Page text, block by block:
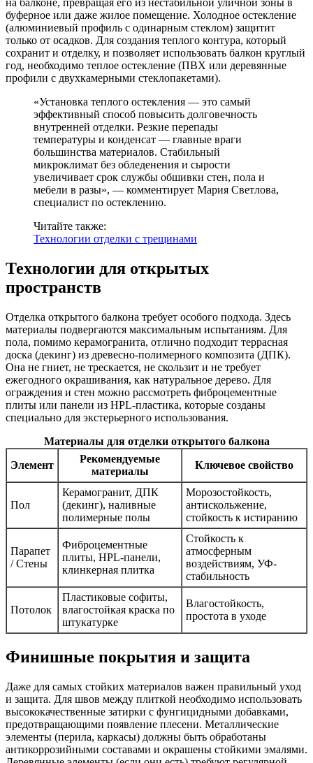
на балконе, превращая его из нестабильной уличной зоны в
буферное или даже жилое помещение. Холодное остекление
(алюминиевый профиль с одинарным стеклом) защитит
только от осадков. Для создания теплого контура, который
сохранит и отделку, и позволяет использовать балкон круглый
год, необходимо теплое остекление (ПВХ или деревянные
профили с двухкамерными стеклопакетами).
«Установка теплого остекления — это самый
эффективный способ повысить долговечность
внутренней отделки. Резкие перепады
температуры и конденсат — главные враги
большинства материалов. Стабильный
микроклимат без обледенения и сырости
увеличивает срок службы обшивки стен, пола и
мебели в разы», — комментирует Мария Светлова,
специалист по остеклению.
Читайте также:
Технологии отделки с трещинами
Технологии для открытых
пространств
Отделка открытого балкона требует особого подхода. Здесь
материалы подвергаются максимальным испытаниям. Для
пола, помимо керамогранита, отлично подходит террасная
доска (декинг) из древесно-полимерного композита (ДПК).
Она не гниет, не трескается, не скользит и не требует
ежегодного окрашивания, как натуральное дерево. Для
ограждения и стен можно рассмотреть фиброцементные
плиты или панели из HPL-пластика, которые созданы
специально для экстерьерного использования.
Материалы для отделки открытого балкона
Элемент
Рекомендуемые
материалы
Ключевое свойство
Пол
Керамогранит, ДПК
(декинг), наливные
полимерные полы
Морозостойкость,
антискольжение,
стойкость к истиранию
Парапет
/ Стены
Фиброцементные
плиты, HPL-панели,
клинкерная плитка
Стойкость к
атмосферным
воздействиям, УФ-
стабильность
Потолок
Пластиковые софиты,
влагостойкая краска по
штукатурке
Влагостойкость,
простота в уходе
Финишные покрытия и защита
Даже для самых стойких материалов важен правильный уход
и защита. Для швов между плиткой необходимо использовать
высококачественные затирки с фунгицидными добавками,
предотвращающими появление плесени. Металлические
элементы (перила, каркасы) должны быть обработаны
антикоррозийными составами и окрашены стойкими эмалями.